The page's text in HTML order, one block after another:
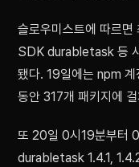
슬로우미스트에 따르
SDK durabletask 등
됐다. 19일에는 npm
동안 317개 패키지에
또 20일 0시19분부터
durabletask 1.4.1,